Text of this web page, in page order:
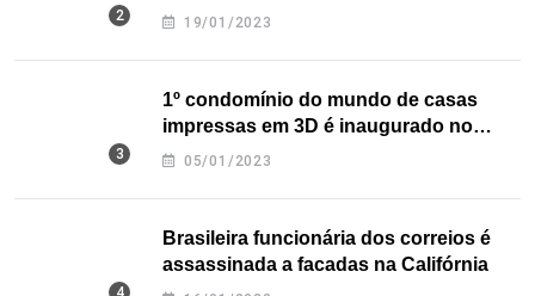
nos EUA
19/01/2023
1º condomínio do mundo de casas
impressas em 3D é inaugurado no
Texas
05/01/2023
Brasileira funcionária dos correios é
assassinada a facadas na Califórnia